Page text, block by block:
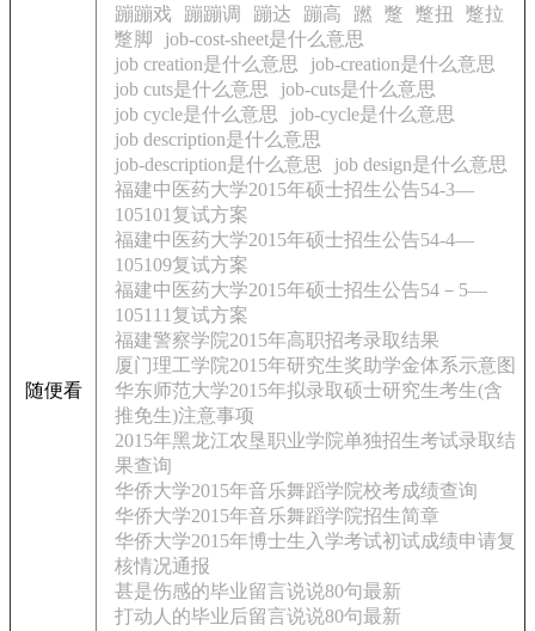
随便看
蹦蹦戏
蹦蹦调 蹦达 蹦高 蹨 蹩 蹩扭
蹩拉
蹩脚
job-cost-sheet是什么意思
job creation是什么意思
job-creation是什么意思
job cuts是什么意思
job-cuts是什么意思
job cycle是什么意思
job-cycle是什么意思
job description是什么意思
job-description是什么意思
job design是什么意思
福建中医药大学2015年硕士招生公告54-3—
105101复试方案
福建中医药大学2015年硕士招生公告54-4—
105109复试方案
福建中医药大学2015年硕士招生公告54－5—
105111复试方案
福建警察学院2015年高职招考录取结果
厦门理工学院2015年研究生奖助学金体系示意图
华东师范大学2015年拟录取硕士研究生考生(含
推免生)注意事项
2015年黑龙江农垦职业学院单独招生考试录取结
果查询
华侨大学2015年音乐舞蹈学院校考成绩查询
华侨大学2015年音乐舞蹈学院招生简章
华侨大学2015年博士生入学考试初试成绩申请复
核情况通报
甚是伤感的毕业留言说说80句最新
打动人的毕业后留言说说80句最新